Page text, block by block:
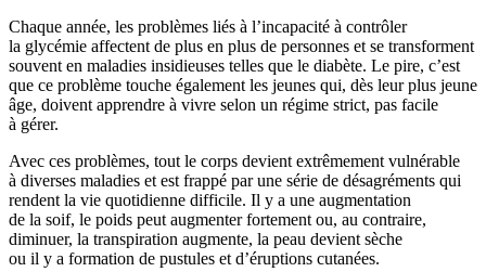
Chaque année, les problèmes liés à l’incapacité à contrôler
la glycémie affectent de plus en plus de personnes et se transforment
souvent en maladies insidieuses telles que le diabète. Le pire, c’est
que ce problème touche également les jeunes qui, dès leur plus jeune
âge, doivent apprendre à vivre selon un régime strict, pas facile
à gérer.
Avec ces problèmes, tout le corps devient extrêmement vulnérable
à diverses maladies et est frappé par une série de désagréments qui
rendent la vie quotidienne difficile. Il y a une augmentation
de la soif, le poids peut augmenter fortement ou, au contraire,
diminuer, la transpiration augmente, la peau devient sèche
ou il y a formation de pustules et d’éruptions cutanées.